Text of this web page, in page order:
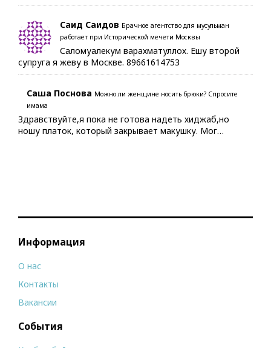
Саид Саидов Брачное агентство для мусульман
работает при Исторической мечети Москвы
Саломуалекум варахматуллох. Ешу второй
супруга я жеву в Москве. 89661614753
Саша Поснова Можно ли женщине носить брюки? Спросите
имама
Здравствуйте,я пока не готова надеть хиджаб,но
ношу платок, который закрывает макушку. Мог…
Информация
О нас
Контакты
Вакансии
События